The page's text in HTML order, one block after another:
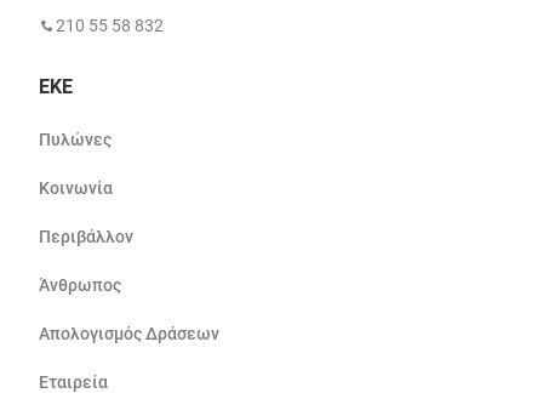
210 55 58 832
ΕΚΕ
Πυλώνες
Κοινωνία
Περιβάλλον
Άνθρωπος
Απολογισμός Δράσεων
Εταιρεία